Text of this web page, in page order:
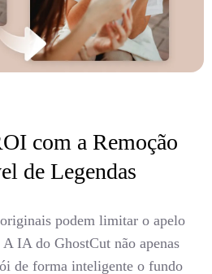
com a Remoção
de Legendas
podem limitar o apelo
IA do GhostCut não apenas
de forma inteligente o fundo